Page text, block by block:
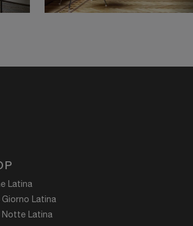
Latina
Latina
Notte Latina